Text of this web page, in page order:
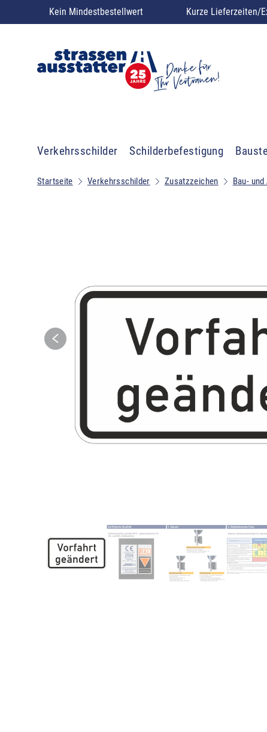
Kein Mindestbestellwert Kurze Lieferzeiten/
Verkehrsschilder Schilderbefestigung
Startseite Verkehrsschilder Zusatzzeichen Bau-